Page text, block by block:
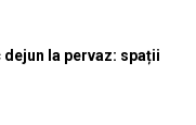
la pervaz: spații